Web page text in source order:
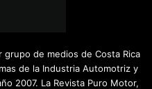
de medios de Costa Rica
de la Industria Automotriz y
2007. La Revista Puro Motor,